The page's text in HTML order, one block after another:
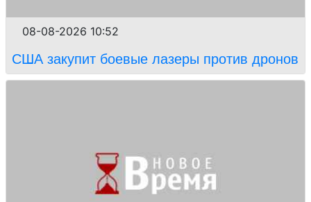
08-08-2026 10:52
США закупит боевые лазеры против дронов